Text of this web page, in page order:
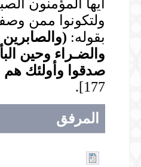
أيها المؤمنون
ولتكونوا ممن
بقوله: (
والضـراء وحين
صدقوا وأولئك هم
177].
المرفق